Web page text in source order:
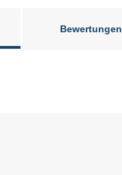
Bewertungen